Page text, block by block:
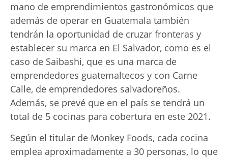
mano de emprendimientos gastronómicos que
además de operar en Guatemala también
tendrán la oportunidad de cruzar fronteras y
establecer su marca en El Salvador, como es el
caso de Saibashi, que es una marca de
emprendedores guatemaltecos y con Carne
Calle, de emprendedores salvadoreños.
Además, se prevé que en el país se tendrá un
total de 5 cocinas para cobertura en este 2021.
Según el titular de Monkey Foods, cada cocina
emplea aproximadamente a 30 personas, lo que